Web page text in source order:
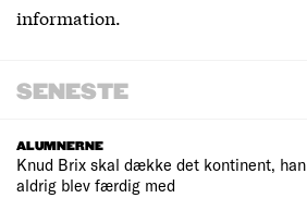
information.
SENESTE
ALUMNERNE
Knud Brix skal dække det kontinent, han
aldrig blev færdig med